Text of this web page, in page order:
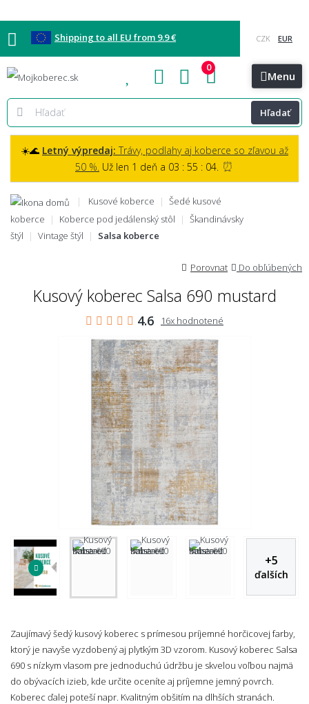
Shipping to all EU from 9.9 €
Blog Kontakt Menu
Hľadať
0
☀️🌊 Letný výpredaj: Trávy, podlahy aj koberce so zľavou až
50 %. Už len 1 deň a 03 : 55 : 03. ⏰
Kusové koberce
Šedé kusové
koberce
Koberce pod jedálenský stôl
Škandinávsky
štýl
Vintage štýl Salsa koberce
Porovnat Do obľúbených
Kusový koberec Salsa 690 mustard
4.6 16x hodnotené
+5
ďalších
Zaujímavý šedý kusový koberec s prímesou príjemné horčicovej farby,
ktorý je navyše vyzdobený aj plytkým 3D vzorom. Kusový koberec Salsa
690 s nízkym vlasom pre jednoduchú údržbu je skvelou voľbou najmä
do obývacích izieb, kde určite oceníte aj príjemne jemný povrch.
Koberec ďalej poteší napr. Kvalitným obšitím na dlhších stranách.